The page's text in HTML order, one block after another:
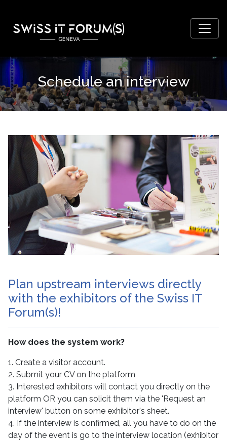
Schedule an interview
Plan upstream interviews directly
with the exhibitors of the Swiss IT
Forum(s)!
How does the system work?
1. Create a visitor account.
2. Submit your CV on the platform
3. Interested exhibitors will contact you directly on the
platform OR you can solicit them via the 'Request an
interview' button on some exhibitor's sheet.
4. If the interview is confirmed, all you have to do on the
day of the event is go to the interview location (exhibitor